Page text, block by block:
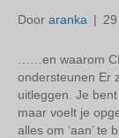
Door aranka |
……en waarom
ondersteunen Er
uitleggen. Je
maar voelt je
alles om ‘aan’ te